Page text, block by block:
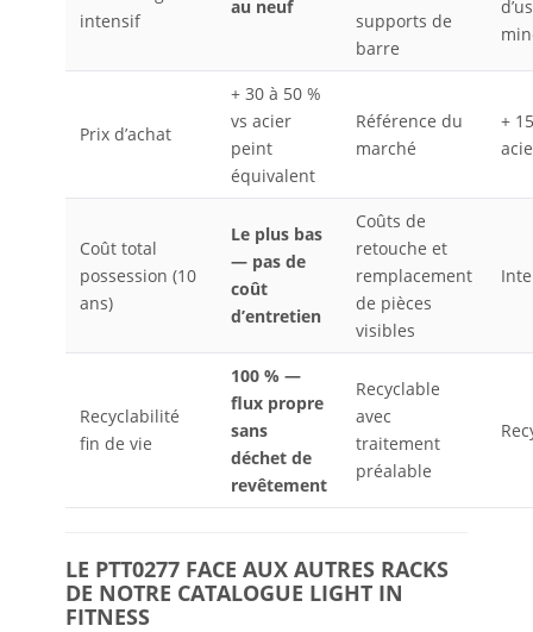
intensif
au neuf
supports de
barre
Prix d’achat
+ 30 à 50 %
vs acier
peint
équivalent
Référence du
marché
+
Coût total
possession (10
ans)
Le plus bas
— pas de
coût
d’entretien
Coûts de
retouche et
remplacement
de pièces
visibles
Recyclabilité
fin de vie
100 % —
flux propre
sans
déchet de
revêtement
Recyclable
avec
traitement
préalable
LE PTT0277 FACE AUX AUTRES RACKS
DE NOTRE CATALOGUE LIGHT IN
FITNESS